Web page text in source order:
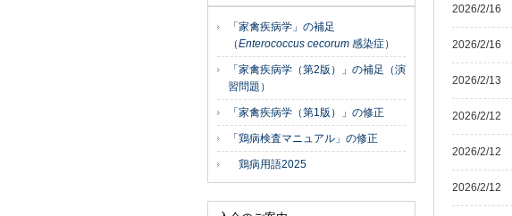
2026/2/16
2026/2/16
2026/2/13
2026/2/12
2026/2/12
2026/2/12
「家禽疾病学」の補足
（Enterococcus cecorum 感染症）
「家禽疾病学（第2版）」の補足（演
習問題）
「家禽疾病学（第1版）」の修正
「鶏病検査マニュアル」の修正
鶏病用語2025